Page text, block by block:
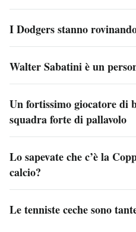
I Dodgers stanno
Walter Sabatini è un
Un fortissimo giocatore di
squadra forte di pallavolo
Lo sapevate che c’è la
calcio?
Le tenniste ceche sono